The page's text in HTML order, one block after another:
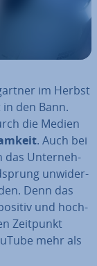
im Herbst
den Bann.
die Medien
. Auch bei
das Un­ter­neh­
un­wi­der­
Denn das
und hoch­
Zeitpunkt
mehr als